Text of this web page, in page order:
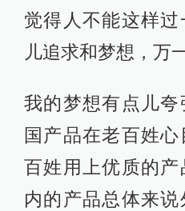
觉得人不能这样
儿追求和梦想，万
我的梦想有点儿
国产品在老百姓
百姓用上优质的产
内的产品总体来